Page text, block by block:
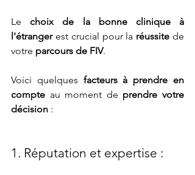
Le choix de la bonne clinique à
l'étranger est crucial pour la réussite de
votre parcours de FIV.
Voici quelques facteurs à prendre en
compte au moment de prendre votre
décision :
1. Réputation et expertise :